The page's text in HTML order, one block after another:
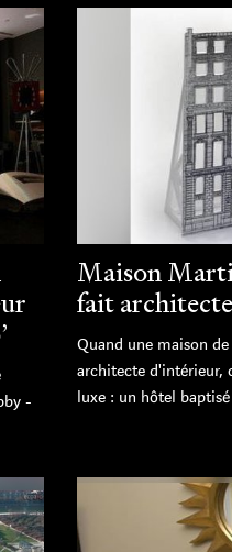
-
Maison
fait
Quand une maison
architecte d'intérieur,
luxe : un hôtel